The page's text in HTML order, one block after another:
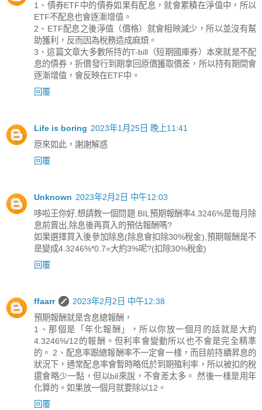
1、債券ETF中的債券如果有配息，就會累積在淨值中，所以
ETF不配息也會逐漸增值。
2、ETF配息之後淨值（價格）就會相映減少，所以並沒有幫
助獲利，反而因為稅務造成麻煩。
3、這篇文章大多數所持的T-bill（短期國庫券）本來就是不配
息的債券，折價發行到期拿回原價獲取價差，所以持有期間會
逐漸增值，會反映在ETF中。
回覆
Life is boring 2023年1月25日 晚上11:41
原來如此，謝謝解惑
回覆
Unknown 2023年2月2日 中午12:03
哆啦王你好,想請教一個問題.BIL預期報酬率4.3246%是每月除
息前賣出,除息後再買入的預估報酬嗎?
如果選擇買入後參加除息(除息會扣除30%稅金),預期報酬是不
是變成4.3246%*0.7=大約3%呢?(扣除30%稅金)
回覆
ffaarr
2023年2月2日 中午12:38
預期報酬就是含息總報酬，
1、那個是「年化報酬」，所以你放一個月的話就是大約
4.3246%/12的報酬。但利率會變動所以也不會是完全精準
的。 2、配息率跟總報酬率不一定會一樣，而目前持續昇息的
狀況下，通常配息率會暫時略低於到期殖利率，所以被扣的稅
還會略少一點，但以bil來說，不會差太多。 然後一樣是用年
化算的。如果放一個月就要除以12。
回覆